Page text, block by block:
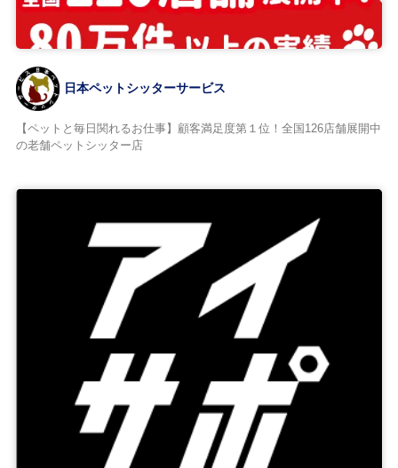
日本ペットシッターサービス
【ペットと毎日関れるお仕事】顧客満足度第１位！全国126店舗展開中
の老舗ペットシッター店